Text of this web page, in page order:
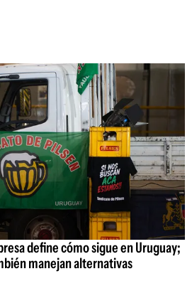
define cómo sigue en Uruguay;
manejan alternativas